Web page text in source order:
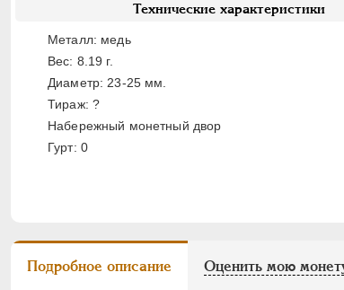
Технические характеристики
Металл: медь
Вес: 8.19 г.
Диаметр: 23-25 мм.
Тираж: ?
Набережный монетный двор
Гурт: 0
Подробное описание Оценить мою